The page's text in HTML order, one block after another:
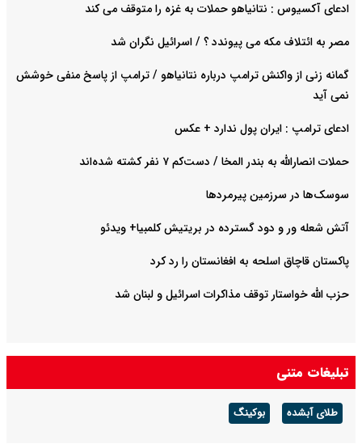
ادعای آکسیوس : نتانیاهو حملات به غزه را متوقف می کند
مصر به ائتلاف مکه می پیوندد ؟ / اسرائیل نگران شد
گمانه زنی از واکنش ترامپ درباره نتانیاهو / ترامپ از پاسخ منفی خوشش
نمی آید
ادعای ترامپ : ایران پول ندارد + عکس
حملات انصارالله به بندر المخا / دست‌کم ۷ نفر کشته شده‌اند
سوسک‌ها در سرزمین پیرمردها
آتش شعله ور و دود گسترده در بریتیش کلمبیا+ ویدئو
پاکستان قاچاق اسلحه به افغانستان را رد کرد
حزب الله خواستار توقف مذاکرات اسرائیل و لبنان شد
تبلیغات متنی
طلای آبشده بوکینگ